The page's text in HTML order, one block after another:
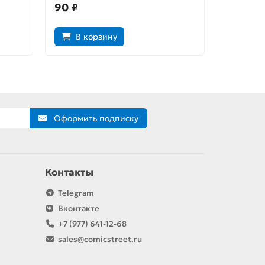
90 ₽
В корзину
Оформить подписку
Контакты
Telegram
Вконтакте
+7 (977) 641-12-68
sales@comicstreet.ru